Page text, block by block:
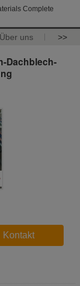
Complete
Über uns >>
Dachblech-
Kontakt